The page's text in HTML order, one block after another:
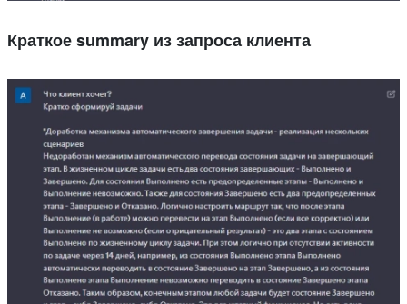
Краткое summary из запроса клиента